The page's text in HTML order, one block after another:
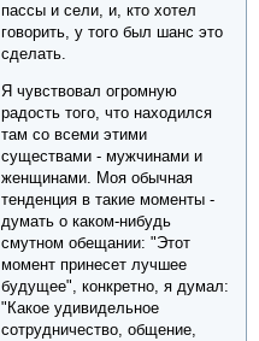
пассы и сели, и, кто хотел
говорить, у того был шанс это
сделать.
Я чувствовал огромную
радость того, что находился
там со всеми этими
существами - мужчинами и
женщинами. Моя обычная
тенденция в такие моменты -
думать о каком-нибудь
смутном обещании: "Этот
момент принесет лучшее
будущее", конкретно, я думал:
"Какое удивидельное
сотрудничество, общение,